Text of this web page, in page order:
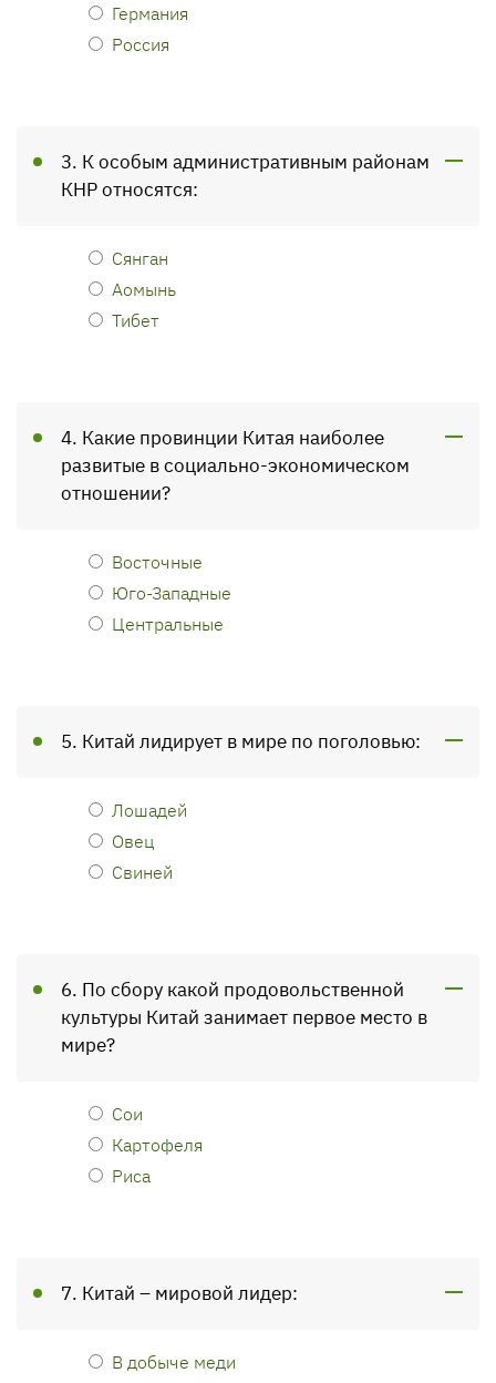
Германия
Россия
3. К особым административным районам
КНР относятся:
Сянган
Аомынь
Тибет
4. Какие провинции Китая наиболее
развитые в социально-экономическом
отношении?
Восточные
Юго-Западные
Центральные
5. Китай лидирует в мире по поголовью:
Лошадей
Овец
Свиней
6. По сбору какой продовольственной
культуры Китай занимает первое место в
мире?
Сои
Картофеля
Риса
7. Китай – мировой лидер:
В добыче меди